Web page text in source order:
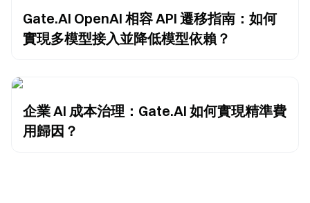
Gate.AI OpenAI 相容 API 遷移指南：如何
實現多模型接入並降低模型依賴？
企業 AI 成本治理：Gate.AI 如何實現精準費
用歸因？